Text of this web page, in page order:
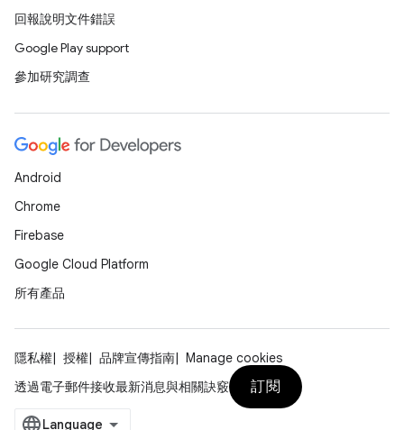
回報說明文件錯誤
Google Play support
參加研究調查
Android
Chrome
Firebase
Google Cloud Platform
所有產品
隱私權 授權 品牌宣傳指南
Manage cookies
透過電子郵件接收最新消息與相關訣竅
訂閱